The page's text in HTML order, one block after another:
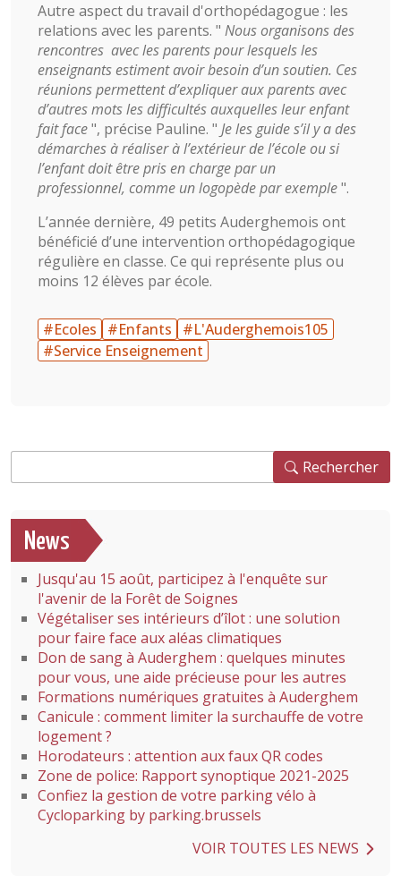
Autre aspect du travail d'orthopédagogue : les
relations avec les parents. " Nous organisons des
rencontres avec les parents pour lesquels les
enseignants estiment avoir besoin d’un soutien. Ces
réunions permettent d’expliquer aux parents avec
d’autres mots les difficultés auxquelles leur enfant
fait face", précise Pauline. " Je les guide s’il y a des
démarches à réaliser à l’extérieur de l’école ou si
l’enfant doit être pris en charge par un
professionnel, comme un logopède par exemple".
L’année dernière, 49 petits Auderghemois ont
bénéficié d’une intervention orthopédagogique
régulière en classe. Ce qui représente plus ou
moins 12 élèves par école.
#Ecoles #Enfants
#L'Auderghemois105
#Service Enseignement
Rechercher
News
Jusqu'au 15 août, participez à l'enquête sur
l'avenir de la Forêt de Soignes
Végétaliser ses intérieurs d’îlot : une solution
pour faire face aux aléas climatiques
Don de sang à Auderghem : quelques minutes
pour vous, une aide précieuse pour les autres
Formations numériques gratuites à Auderghem
Canicule : comment limiter la surchauffe de votre
logement ?
Horodateurs : attention aux faux QR codes
Zone de police: Rapport synoptique 2021-2025
Confiez la gestion de votre parking vélo à
Cycloparking by parking.brussels
VOIR TOUTES LES NEWS